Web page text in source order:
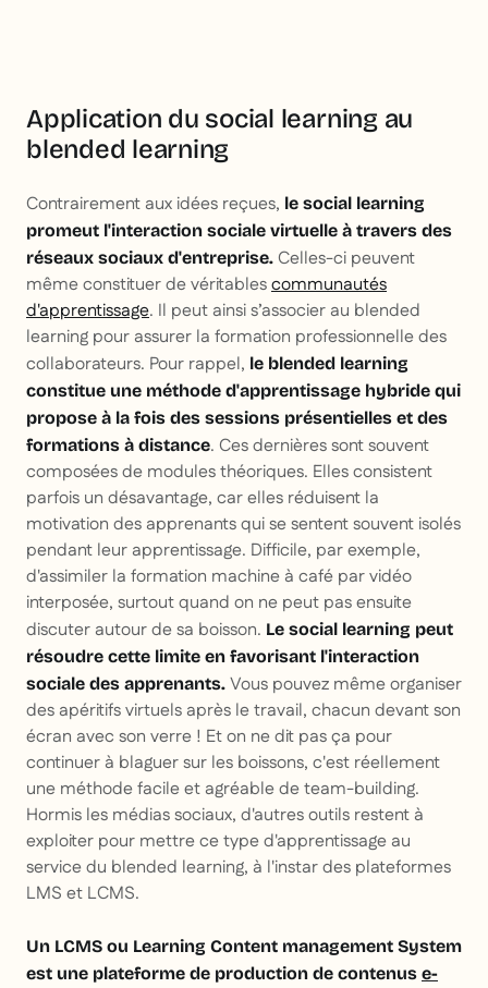
Application du social learning au
blended learning
Contrairement aux idées reçues, le social learning
promeut l'interaction sociale virtuelle à travers des
réseaux sociaux d'entreprise. Celles-ci peuvent
même constituer de véritablescommunautés
d'apprentissage. Il peut ainsi s’associer au blended
learning pour assurer la formation professionnelle des
collaborateurs. Pour rappel, le blended learning
constitue une méthode d'apprentissage hybride qui
propose à la fois des sessions présentielles et des
formations à distance. Ces dernières sont souvent
composées de modules théoriques. Elles consistent
parfois un désavantage, car elles réduisent la
motivation des apprenants qui se sentent souvent isolés
pendant leur apprentissage. Difficile, par exemple,
d'assimiler la formation machine à café par vidéo
interposée, surtout quand on ne peut pas ensuite
discuter autour de sa boisson. Le social learning peut
résoudre cette limite en favorisant l'interaction
sociale des apprenants. Vous pouvez même organiser
des apéritifs virtuels après le travail, chacun devant son
écran avec son verre ! Et on ne dit pas ça pour
continuer à blaguer sur les boissons, c'est réellement
une méthode facile et agréable de team-building.
Hormis les médias sociaux, d'autres outils restent à
exploiter pour mettre ce type d'apprentissage au
service du blended learning, à l'instar des plateformes
LMS et LCMS.
Un LCMS ou Learning Content management System
est une plateforme de production de contenus e-